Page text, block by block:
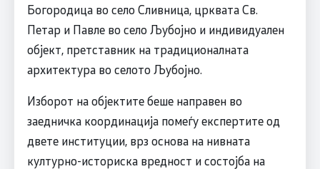
Богородица во село Сливница, црквата Св.
Петар и Павле во село Љубојно и индивидуален
објект, претставник на традиционалната
архитектура во селото Љубојно.
Изборот на објектите беше направен во
заедничка координација помеѓу експертите од
двете институции, врз основа на нивната
културно-историска вредност и состојба на